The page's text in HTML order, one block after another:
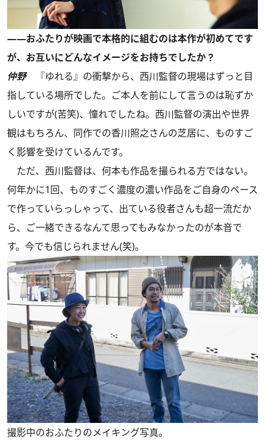
――おふたりが映画で本格的に組むのは本作が初めてです
が、お互いにどんなイメージをお持ちでしたか？
仲野『ゆれる』の衝撃から、西川監督の現場はずっと目
指している場所でした。ご本人を前にして言うのは恥ずか
しいですが(苦笑)、憧れでしたね。西川監督の演出や世界
観はもちろん、同作での香川照之さんの芝居に、ものすご
く影響を受けているんです。
ただ、西川監督は、何本も作品を撮られる方ではない。
何年かに1回、ものすごく濃度の濃い作品をご自身のペース
で作っていらっしゃって、出ている役者さんも超一流だか
ら、ご一緒できるなんて思ってもみなかったのが本音で
す。今でも信じられません(笑)。
撮影中のおふたりのメイキング写真。